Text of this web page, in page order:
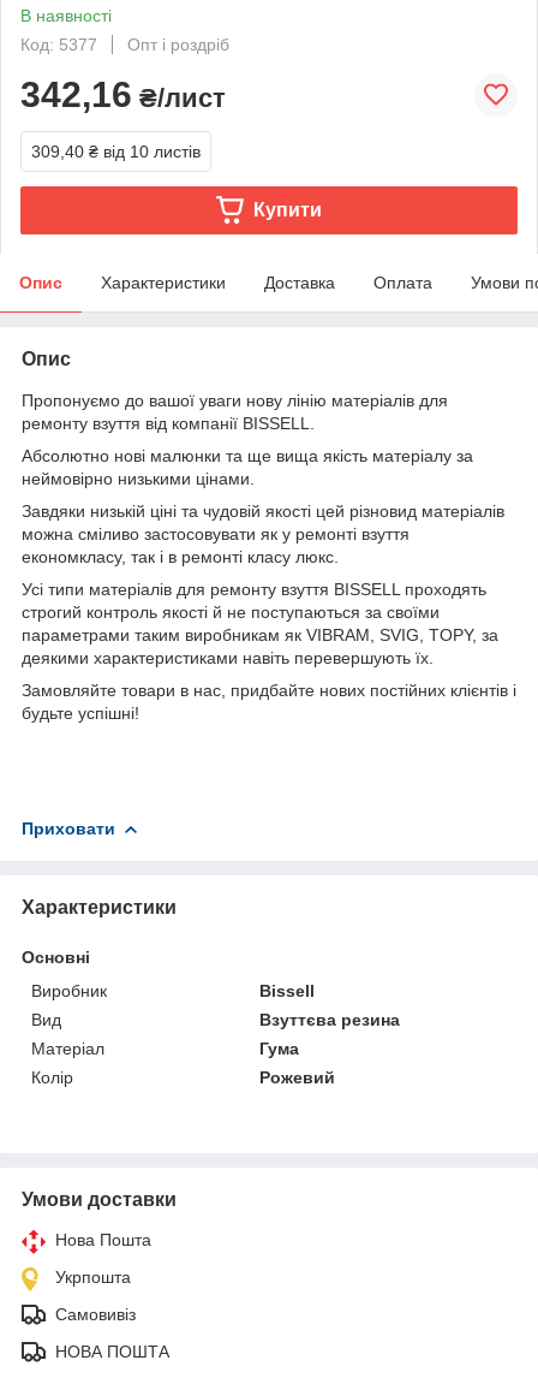
В наявності
Код: 5377
Опт і роздріб
342,16 ₴/лист
309,40 ₴ від 10 листів
Купити
Опис Характеристики Доставка Оплата Умови
Опис
Пропонуємо до вашої уваги нову лінію матеріалів для
ремонту взуття від компанії BISSELL.
Абсолютно нові малюнки та ще вища якість матеріалу за
неймовірно низькими цінами.
Завдяки низькій ціні та чудовій якості цей різновид матеріалів
можна сміливо застосовувати як у ремонті взуття
економкласу, так і в ремонті класу люкс.
Усі типи матеріалів для ремонту взуття BISSELL проходять
строгий контроль якості й не поступаються за своїми
параметрами таким виробникам як VIBRAM, SVIG, TOPY, за
деякими характеристиками навіть перевершують їх.
Замовляйте товари в нас, придбайте нових постійних клієнтів і
будьте успішні!
Приховати
Характеристики
Основні
Виробник
Bissell
Вид
Взуттєва резина
Матеріал
Гума
Колір
Рожевий
Умови доставки
Нова Пошта
Укрпошта
Самовивіз
НОВА ПОШТА